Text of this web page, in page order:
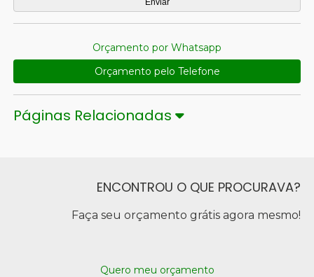
Orçamento por Whatsapp
Orçamento pelo Telefone
Páginas Relacionadas
ENCONTROU O QUE PROCURAVA?
Faça seu orçamento grátis agora mesmo!
Quero meu orçamento